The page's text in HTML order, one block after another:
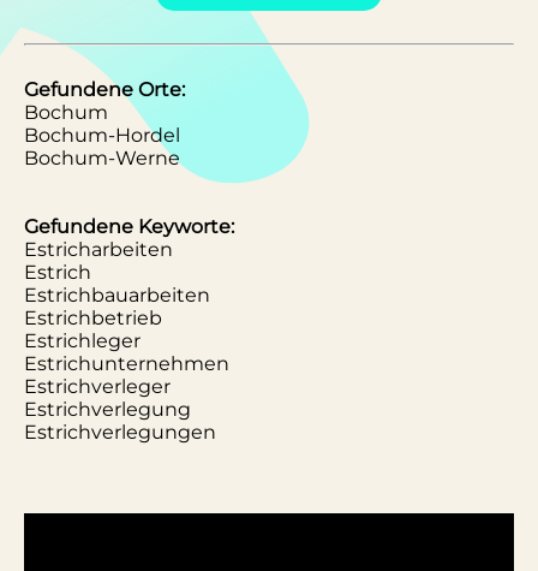
Gefundene Orte:
Bochum
Bochum-Hordel
Bochum-Werne
Gefundene Keyworte:
Estricharbeiten
Estrich
Estrichbauarbeiten
Estrichbetrieb
Estrichleger
Estrichunternehmen
Estrichverleger
Estrichverlegung
Estrichverlegungen